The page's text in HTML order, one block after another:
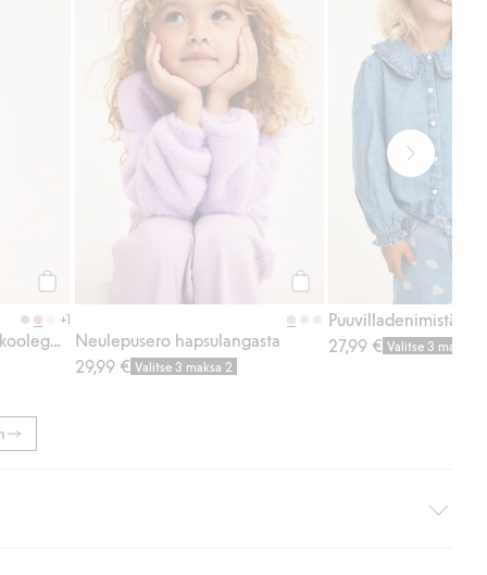
+1
Flare-malliset puuvillatrikooleggingsit, joissa on kirsikkakuvio
Neulepusero hapsulangasta
29,99 € Valitse 3 maksa 2
27,99 € Valitse 3 maksa 2